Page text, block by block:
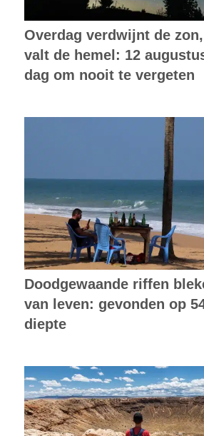
Overdag verdwijnt de zon,
valt de hemel: 12
dag om nooit te vergeten
Doodgewaande riffen
van leven: gevonden op
diepte